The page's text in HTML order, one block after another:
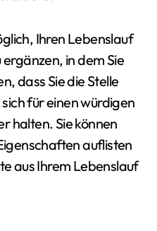
Ihren Lebenslauf
in dem Sie
dass Sie die Stelle
für einen würdigen
halten. Sie können
auflisten
aus Ihrem Lebenslauf